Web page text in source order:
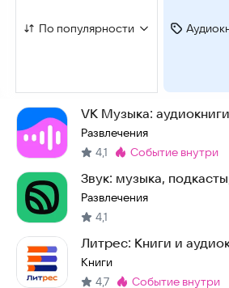
По популярности
VK Музыка:
Развлечения
4,1
Метка:
событие внутри
Звук: музыка,
Развлечения
4,1
Литрес: Книги и
Книги
4,7
событие внутри